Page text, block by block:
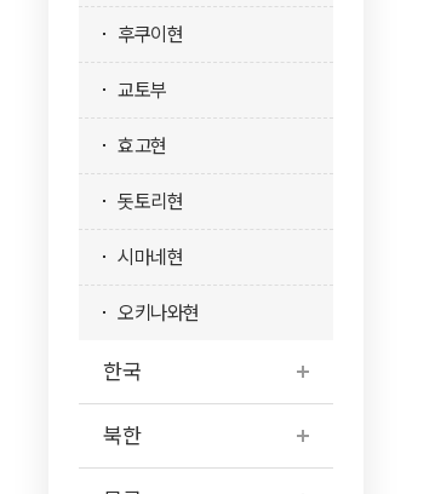
후쿠이현
교토부
효고현
돗토리현
시마네현
오키나와현
한국
북한